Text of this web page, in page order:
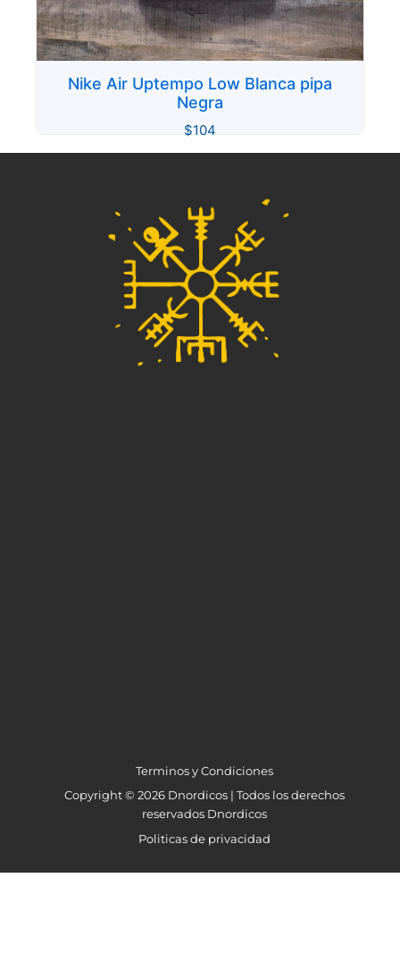
Nike Air Uptempo Low Blanca pipa
Negra
$104
Terminos y Condiciones
Copyright © 2026 Dnordicos | Todos los derechos
reservados Dnordicos
Politicas de privacidad